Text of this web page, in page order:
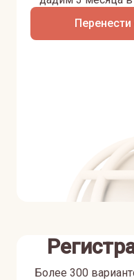
Более 300